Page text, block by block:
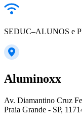
SEDUC–ALUNOS e
Aluminoxx
Av. Diamantino Cruz
Praia Grande - SP,